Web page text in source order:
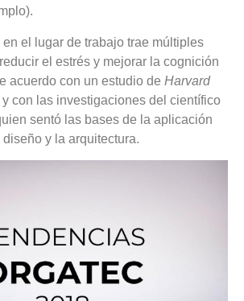
en el lugar de trabajo trae múltiples
el estrés y mejorar la cognición
acuerdo con un estudio de Harvard
y con las investigaciones del científico
sentó las bases de la aplicación
y la arquitectura.